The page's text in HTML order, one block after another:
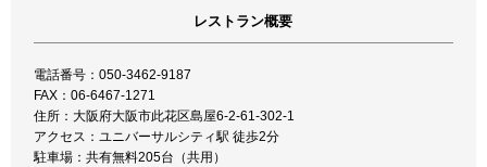
レストラン概要
電話番号：050-3462-9187
FAX：06-6467-1271
住所：大阪府大阪市此花区島屋6-2-61-302-1
アクセス：ユニバーサルシティ駅 徒歩2分
駐車場：共有無料205台（共用）